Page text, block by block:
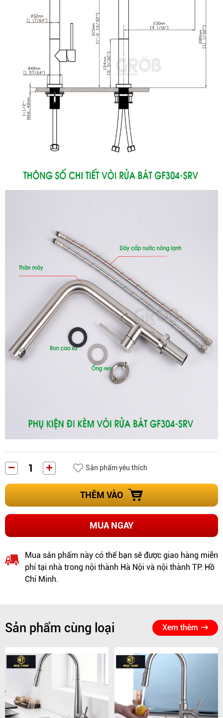
Sản phẩm yêu thích
THÊM VÀO
MUA NGAY
Mua sản phẩm này có thể bạn sẽ được giao hàng miễn
phí tại nhà trong nội thành Hà Nội và nội thành TP. Hồ
Chí Minh.
Sản phẩm cùng loại Xem thêm